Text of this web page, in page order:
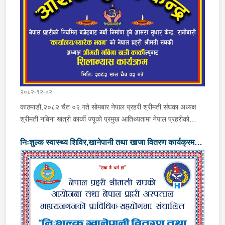
केन्द्रका पदाधिकारीज्यूहरु, सिनियर प्रहरी अधिकृतज्यू तथा अन्य प्रहरी
कर्मचारीहरु समेतको उपस्थिती रहेको थियो ।उक्त कार्यक्रममा प्रमुख
अतिथिज्यूले उपस्थित सम्पूर्णलाई नव वर्ष २०८३ सालको हार्दिक शुभकामना
व्यक्त गर्नुका साथै आपसी एकता, सहकार्य र समर्पणभावका साथ अगाडि बढ्दै
समाज सेवामा थप सक्रिय रहनुपर्ने उल्लेख गर्दै नव वर्ष २०८३ शुभकामना
कार्ड समेत प्रदान गर्नुभएको थियो ।
२०८२-१२-०२
काठमाडौं,२०८२ चैत ०२ गते सोमबार नेपाल प्रहरी श्रीमती संघका अध्यक्ष
श्रीमती नबिना खत्री कार्की ज्यूको प्रमुख आतिथ्यतामा नेपाल प्रहरीको
भवनको शिलान्यास कार्यक्रम सम्पन्न भएको छ ।उक्त कार्यक्रममा नेपाल
प्रहरी श्रीमती संघकी महासचिव ज्यू तथा पदाधिकारी ज्यूहरू, आसरा सुधार
केन्द्रका पदाधिकारी ज्यूहरू, प्रहरी वरिष्ठ अधिकृत ज्यूहरू, प्रहरी
कर्मचारीहरू र परामर्शदाताहरू उपस्थिती रहेको थियो ।
निःशुल्क स्वास्थ्य शिविर,खानेपानी तथा खाजा वितरण कार्यक्रम
सम्पन्न ।